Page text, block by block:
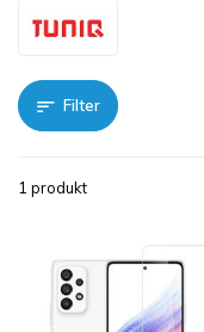
Filter
1 produkt